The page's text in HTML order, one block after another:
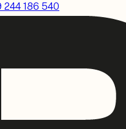
244 186 540